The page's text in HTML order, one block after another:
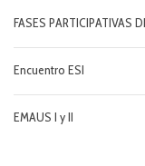
FASES PARTICIPATIVAS
Encuentro ESI
EMAUS I y II